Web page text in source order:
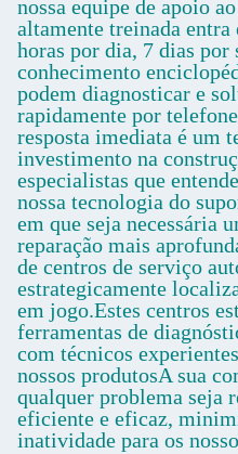
nossa equipe de apoio
altamente treinada
horas por dia, 7 dias por
conhecimento
podem diagnosticar e
rapidamente por
resposta imediata é um
investimento na
especialistas que
nossa tecnologia do
em que seja necessária
reparação mais
de centros de serviço
estrategicamente
em jogo.Estes centros
ferramentas de
com técnicos
nossos produtosA sua
qualquer problema seja
eficiente e eficaz,
inatividade para os